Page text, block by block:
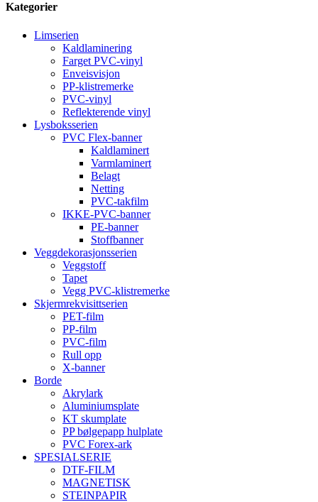
Kategorier
Limserien
Kaldlaminering
Farget PVC-vinyl
Enveisvisjon
PP-klistremerke
PVC-vinyl
Reflekterende vinyl
Lysboksserien
PVC Flex-banner
Kaldlaminert
Varmlaminert
Belagt
Netting
PVC-takfilm
IKKE-PVC-banner
PE-banner
Stoffbanner
Veggdekorasjonsserien
Veggstoff
Tapet
Vegg PVC-klistremerke
Skjermrekvisittserien
PET-film
PP-film
PVC-film
Rull opp
X-banner
Borde
Akrylark
Aluminiumsplate
KT skumplate
PP bølgepapp hulplate
PVC Forex-ark
SPESIALSERIE
DTF-FILM
MAGNETISK
STEINPAPIR